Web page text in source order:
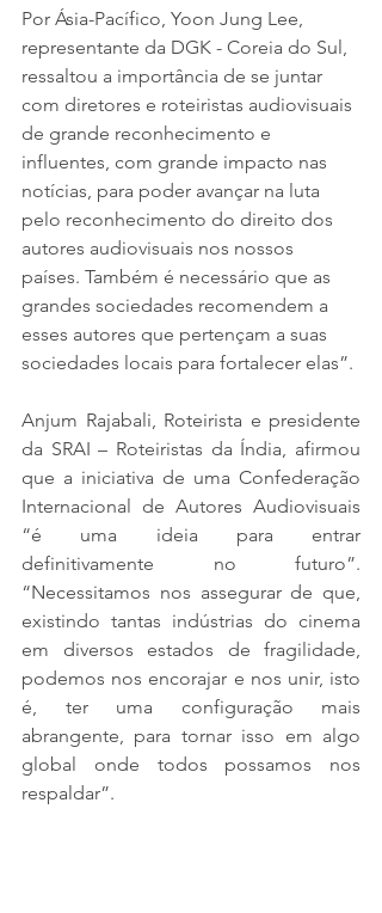
Por Ásia-Pacífico, Yoon Jung Lee,
representante da DGK - Coreia do Sul,
ressaltou a importância de se juntar
com diretores e roteiristas audiovisuais
de grande reconhecimento e
influentes, com grande impacto nas
notícias, para poder avançar na luta
pelo reconhecimento do direito dos
autores audiovisuais nos nossos
países. Também é necessário que as
grandes sociedades recomendem a
esses autores que pertençam a suas
sociedades locais para fortalecer elas”.
Anjum Rajabali, Roteirista e presidente
da SRAI – Roteiristas da Índia, afirmou
que a iniciativa de uma Confederação
Internacional de Autores Audiovisuais
“é uma ideia para entrar
definitivamente no futuro”.
“Necessitamos nos assegurar de que,
existindo tantas indústrias do cinema
em diversos estados de fragilidade,
podemos nos encorajar e nos unir, isto
é, ter uma configuração mais
abrangente, para tornar isso em algo
global onde todos possamos nos
respaldar”.